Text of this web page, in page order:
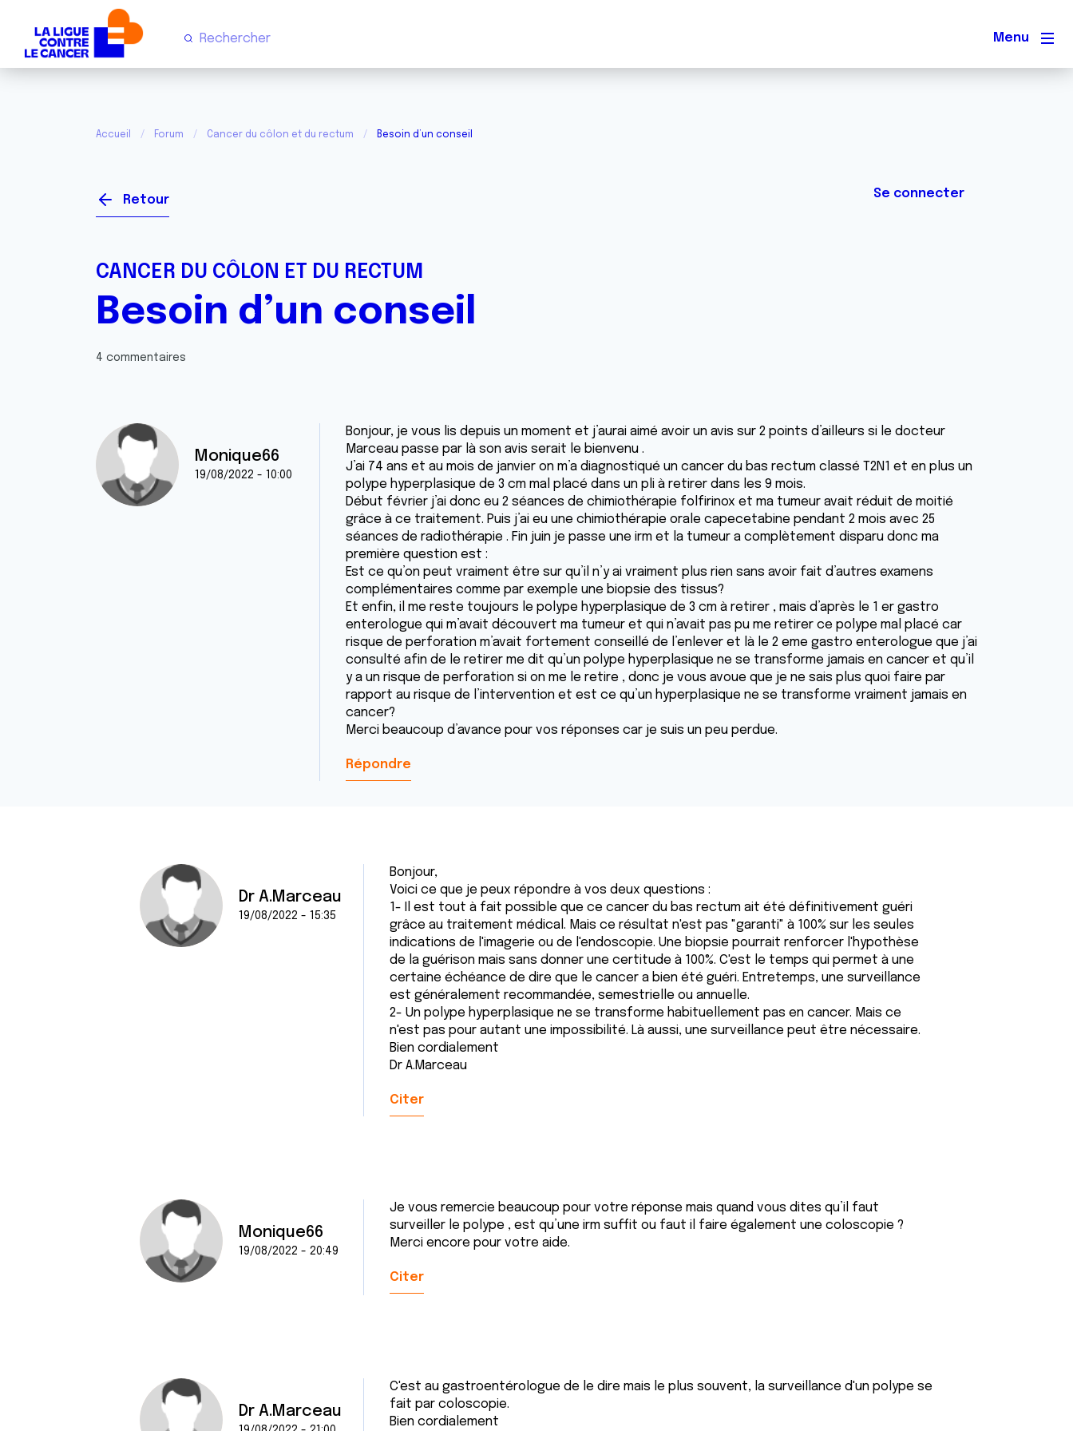
Menu
Accueil Forum Cancer du côlon et du rectum Besoin d’un conseil
Retour Se connecter
CANCER DU CÔLON ET DU RECTUM
Besoin d’un conseil
4 commentaires
Monique66
19/08/2022 - 10:00
Bonjour, je vous lis depuis un moment et j’aurai aimé avoir un avis sur 2 points d’ailleurs si le docteur
Marceau passe par là son avis serait le bienvenu .
J’ai 74 ans et au mois de janvier on m’a diagnostiqué un cancer du bas rectum classé T2N1 et en plus un
polype hyperplasique de 3 cm mal placé dans un pli à retirer dans les 9 mois.
Début février j’ai donc eu 2 séances de chimiothérapie folfirinox et ma tumeur avait réduit de moitié
grâce à ce traitement. Puis j’ai eu une chimiothérapie orale capecetabine pendant 2 mois avec 25
séances de radiothérapie . Fin juin je passe une irm et la tumeur a complètement disparu donc ma
première question est :
Est ce qu’on peut vraiment être sur qu’il n’y ai vraiment plus rien sans avoir fait d’autres examens
complémentaires comme par exemple une biopsie des tissus?
Et enfin, il me reste toujours le polype hyperplasique de 3 cm à retirer , mais d’après le 1 er gastro
enterologue qui m’avait découvert ma tumeur et qui n’avait pas pu me retirer ce polype mal placé car
risque de perforation m’avait fortement conseillé de l’enlever et là le 2 eme gastro enterologue que j’ai
consulté afin de le retirer me dit qu’un polype hyperplasique ne se transforme jamais en cancer et qu’il
y a un risque de perforation si on me le retire , donc je vous avoue que je ne sais plus quoi faire par
rapport au risque de l’intervention et est ce qu’un hyperplasique ne se transforme vraiment jamais en
cancer?
Merci beaucoup d’avance pour vos réponses car je suis un peu perdue.
Répondre
Dr A.Marceau
19/08/2022 - 15:35
Bonjour,
Voici ce que je peux répondre à vos deux questions :
1- Il est tout à fait possible que ce cancer du bas rectum ait été définitivement guéri
grâce au traitement médical. Mais ce résultat n'est pas "garanti" à 100% sur les seules
indications de l'imagerie ou de l'endoscopie. Une biopsie pourrait renforcer l'hypothèse
de la guérison mais sans donner une certitude à 100%. C'est le temps qui permet à une
certaine échéance de dire que le cancer a bien été guéri. Entretemps, une surveillance
est généralement recommandée, semestrielle ou annuelle.
2- Un polype hyperplasique ne se transforme habituellement pas en cancer. Mais ce
n'est pas pour autant une impossibilité. Là aussi, une surveillance peut être nécessaire.
Bien cordialement
Dr A.Marceau
Citer
Monique66
19/08/2022 - 20:49
Je vous remercie beaucoup pour votre réponse mais quand vous dites qu’il faut
surveiller le polype , est qu’une irm suffit ou faut il faire également une coloscopie ?
Merci encore pour votre aide.
Citer
Dr A.Marceau
C'est au gastroentérologue de le dire mais le plus souvent, la surveillance d'un polype se
fait par coloscopie.
Bien cordialement